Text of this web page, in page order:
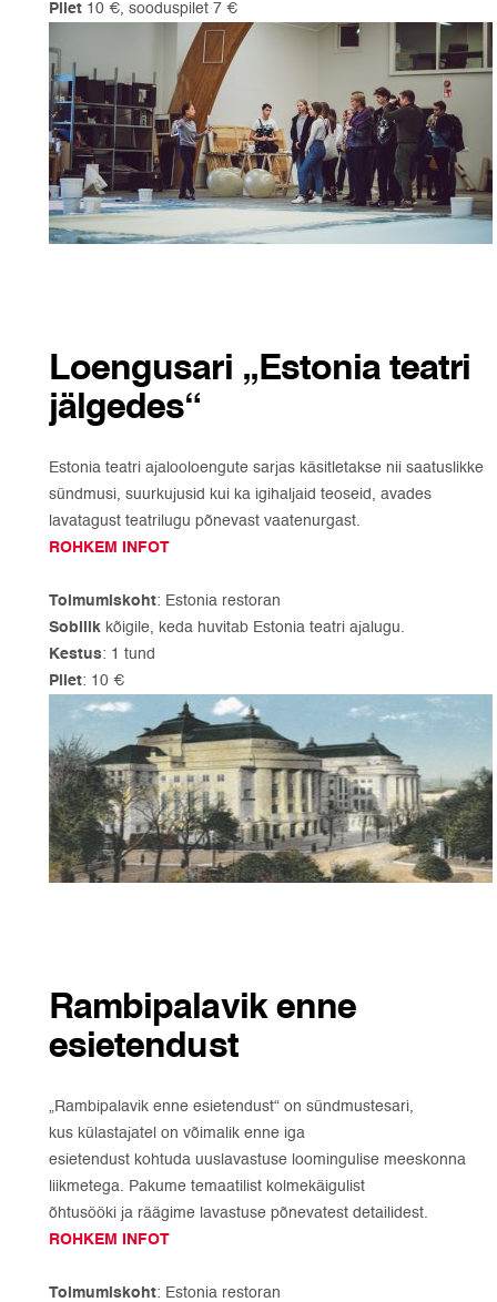
Pilet 10 €, sooduspilet 7 €
Loengusari „Estonia teatri
jälgedes“
Estonia teatri ajalooloengute sarjas käsitletakse nii saatuslikke
sündmusi, suurkujusid kui ka igihaljaid teoseid, avades
lavatagust teatrilugu põnevast vaatenurgast.
ROHKEM INFOT
Toimumiskoht: Estonia restoran
Sobilik kõigile, keda huvitab Estonia teatri ajalugu.
Kestus: 1 tund
Pilet: 10 €
Rambipalavik enne
esietendust
„Rambipalavik enne esietendust“ on sündmustesari,
kus külastajatel on võimalik enne iga
esietendust kohtuda uuslavastuse loomingulise meeskonna
liikmetega. Pakume temaatilist kolmekäigulist
õhtusööki ja räägime lavastuse põnevatest detailidest.
ROHKEM INFOT
Toimumiskoht: Estonia restoran